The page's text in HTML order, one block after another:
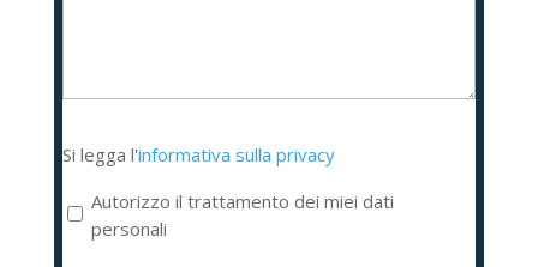
legga
l'informativa
sulla
privacy
Si legga l'informativa sulla privacy
Autorizzo il trattamento dei miei dati
personali